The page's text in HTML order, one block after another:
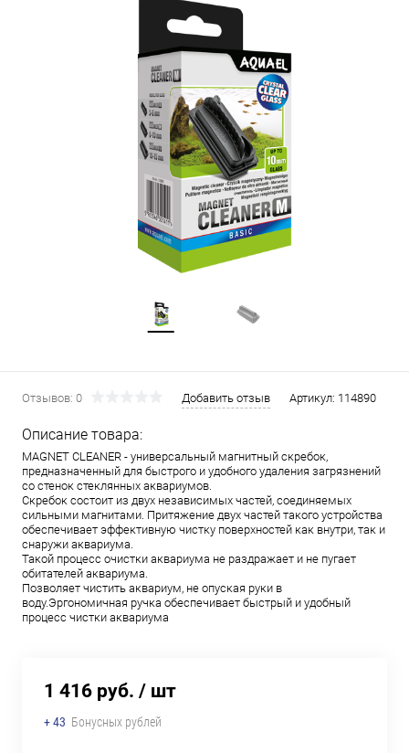
Отзывов: 0 Добавить отзыв Артикул: 114890
Описание товара:
MAGNET CLEANER - универсальный магнитный скребок,
предназначенный для быстрого и удобного удаления загрязнений
со стенок стеклянных аквариумов.
Скребок состоит из двух независимых частей, соединяемых
сильными магнитами. Притяжение двух частей такого устройства
обеспечивает эффективную чистку поверхностей как внутри, так и
снаружи аквариума.
Такой процесс очистки аквариума не раздражает и не пугает
обитателей аквариума.
Позволяет чистить аквариум, не опуская руки в
воду.Эргономичная ручка обеспечивает быстрый и удобный
процесс чистки аквариума
1 416 руб. / шт
+ 43 Бонусных рублей